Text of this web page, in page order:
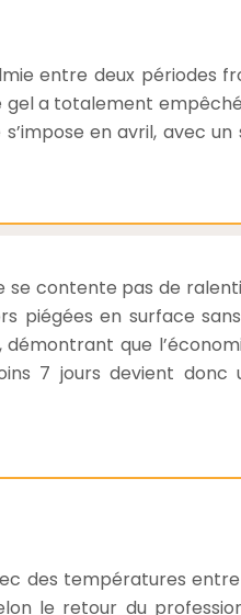
entre deux périodes
gel a totalement
en avril, avec
contente pas de
piégées en surface
que
7 jours devient
des températures entre
le retour du